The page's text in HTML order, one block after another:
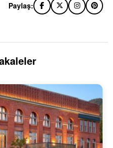
Paylaş: